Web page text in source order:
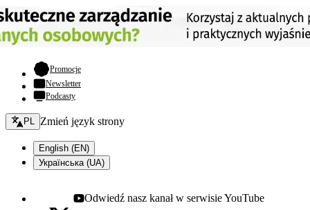
Promocje- otwiera się w nowej karcie
Newsletter
Podcasty
Zmień język - bieżący:
PL Zmień język strony
English (EN)
Українська (UA)
Youtube - otwiera się w nowej karcie
Odwiedź nasz kanał w serwisie YouTube